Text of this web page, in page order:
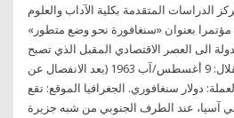
عقد مركز الدراسات المتقدمة بكلية الآداب والعلوم
مؤتمرا بعنوان «سنغافورة نحو وضع متطور»
الى العصر الاقتصادي المقبل الذي تصبح
فيه دولة متقدمة. تاريخ الاستقلال: 9 أغسطس/آب 1963 (بعد الانفصال عن
دولار سنغافوري. الجغرافيا الموقع: تقع
آسيا، عند الطرف الجنوبي من شبه جزيرة